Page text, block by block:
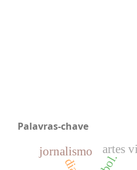
Palavras-chave
artes
jornalismo